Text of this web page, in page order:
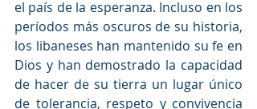
el país de la esperanza. Incluso en los
períodos más oscuros de su historia,
los libaneses han mantenido su fe en
Dios y han demostrado la capacidad
de hacer de su tierra un lugar único
de tolerancia, respeto y convivencia